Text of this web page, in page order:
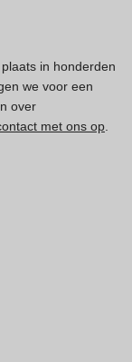
in honderden
we voor een
over
met ons op.